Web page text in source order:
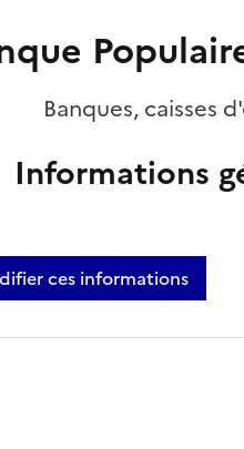
Banques, caisses
Informations
ces informations